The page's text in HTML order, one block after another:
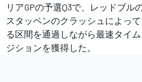
リアGPの予選Q3で、レッドブル
スタッペンのクラッシュによっ
る区間を通過しながら最速タイ
ジションを獲得した。